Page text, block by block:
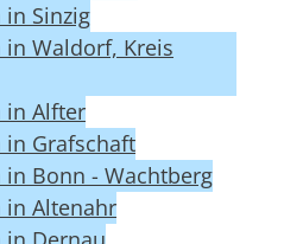
Sinzig
Waldorf, Kreis
in Alfter
Grafschaft
Bonn - Wachtberg
in Altenahr